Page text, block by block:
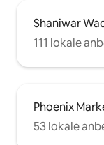
Shaniwar
111 lokale
Phoenix
53 lokale